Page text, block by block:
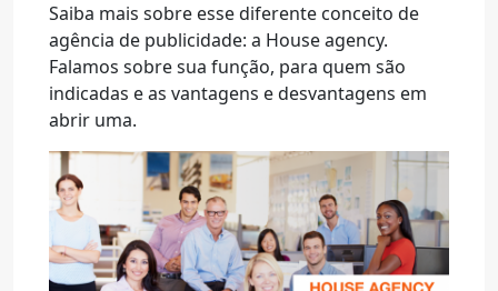
Saiba mais sobre esse diferente conceito de
agência de publicidade: a House agency.
Falamos sobre sua função, para quem são
indicadas e as vantagens e desvantagens em
abrir uma.